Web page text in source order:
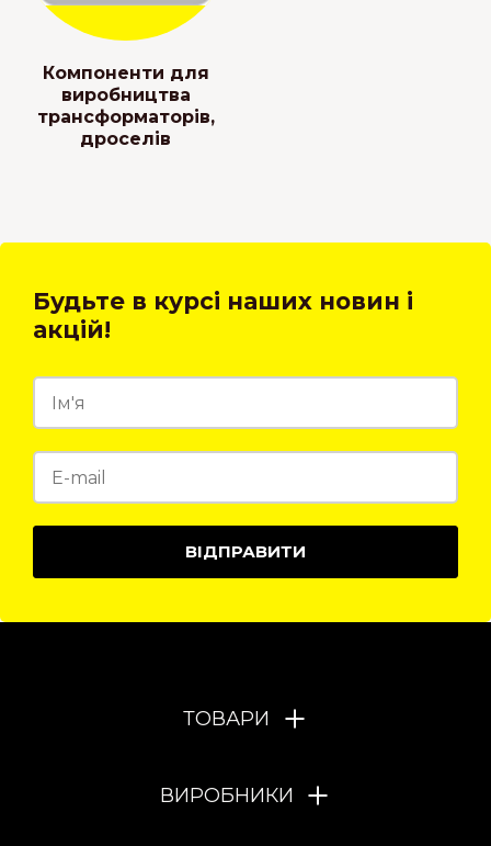
Компоненти для
виробництва
трансформаторів,
дроселів
Будьте в курсі наших новин і
акцій!
ВІДПРАВИТИ
ТОВАРИ
ВИРОБНИКИ